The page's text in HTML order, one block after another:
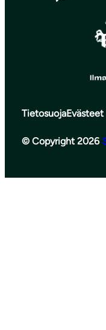
TietosuojaEvästeet
© Copyright 2026